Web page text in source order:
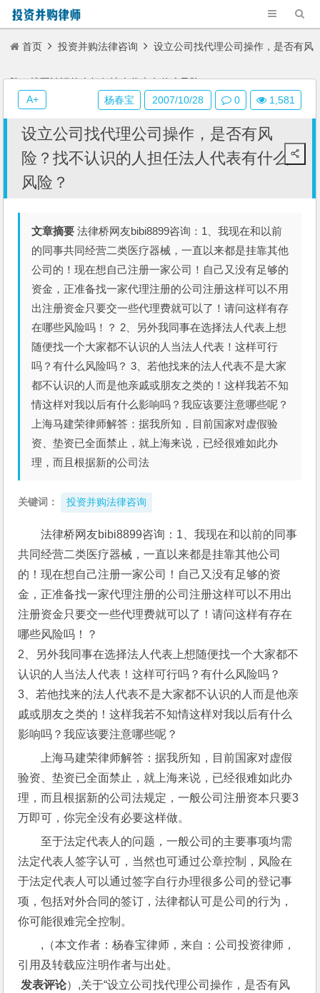
首页 投资并购法律咨询 设立公司找代理公司操作，是否有风
险？找不认识的人担任法人代表有什么风险？
设立公司找代理公司操作，是否有风
险？找不认识的人担任法人代表有什么
风险？
文章摘要 法律桥网友bibi8899咨询：1、我现在和以前
的同事共同经营二类医疗器械，一直以来都是挂靠其他
公司的！现在想自己注册一家公司！自己又没有足够的
资金，正准备找一家代理注册的公司注册这样可以不用
出注册资金只要交一些代理费就可以了！请问这样有存
在哪些风险吗！？ 2、另外我同事在选择法人代表上想
随便找一个大家都不认识的人当法人代表！这样可行
吗？有什么风险吗？ 3、若他找来的法人代表不是大家
都不认识的人而是他亲戚或朋友之类的！这样我若不知
情这样对我以后有什么影响吗？我应该要注意哪些呢？
上海马建荣律师解答：据我所知，目前国家对虚假验
资、垫资已全面禁止，就上海来说，已经很难如此办
理，而且根据新的公司法
关键词： 投资并购法律咨询
法律桥网友bibi8899咨询：1、我现在和以前的同事
共同经营二类医疗器械，一直以来都是挂靠其他公司
的！现在想自己注册一家公司！自己又没有足够的资
金，正准备找一家代理注册的公司注册这样可以不用出
注册资金只要交一些代理费就可以了！请问这样有存在
哪些风险吗！？
2、另外我同事在选择法人代表上想随便找一个大家都不
认识的人当法人代表！这样可行吗？有什么风险吗？
3、若他找来的法人代表不是大家都不认识的人而是他亲
戚或朋友之类的！这样我若不知情这样对我以后有什么
影响吗？我应该要注意哪些呢？
上海马建荣律师解答：据我所知，目前国家对虚假
验资、垫资已全面禁止，就上海来说，已经很难如此办
理，而且根据新的公司法规定，一般公司注册资本只要3
万即可，你完全没有必要这样做。
至于法定代表人的问题，一般公司的主要事项均需
法定代表人签字认可，当然也可通过公章控制，风险在
于法定代表人可以通过签字自行办理很多公司的登记事
项，包括对外合同的签订，法律都认可是公司的行为，
你可能很难完全控制。
,（本文作者：杨春宝律师，来自：公司投资律师，
引用及转载应注明作者与出处。
发表评论）,关于“设立公司找代理公司操作，是否有风
杨春宝 2007/10/28 0 1,581
A+